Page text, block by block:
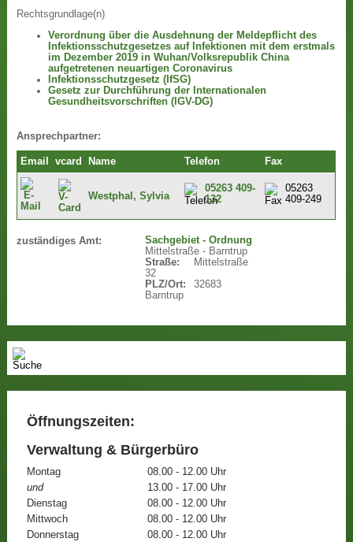
Rechtsgrundlage(n)
Verordnung über die Ausdehnung der Meldepflicht des
Infektionsschutzgesetzes auf Infektionen mit dem erstmals
im Dezember 2019 in Wuhan/Volksrepublik China
aufgetretenen neuartigen Coronavirus
Infektionsschutzgesetz (IfSG)
Gesetz zur Durchführung der Internationalen
Gesundheitsvorschriften (IGV-DG)
Ansprechpartner:
Email vcard Name Telefon Fax
Westphal, Sylvia
05263 409-
132
05263
409-249
zuständiges Amt:
Sachgebiet - Ordnung
Mittelstraße - Barntrup
Straße:
Mittelstraße
32
PLZ/Ort:
32683
Barntrup
Öffnungszeiten:
Verwaltung & Bürgerbüro
Montag
08.00 - 12.00 Uhr
und
13.00 - 17.00 Uhr
Dienstag
08.00 - 12.00 Uhr
Mittwoch
08.00 - 12.00 Uhr
Donnerstag
08.00 - 12.00 Uhr